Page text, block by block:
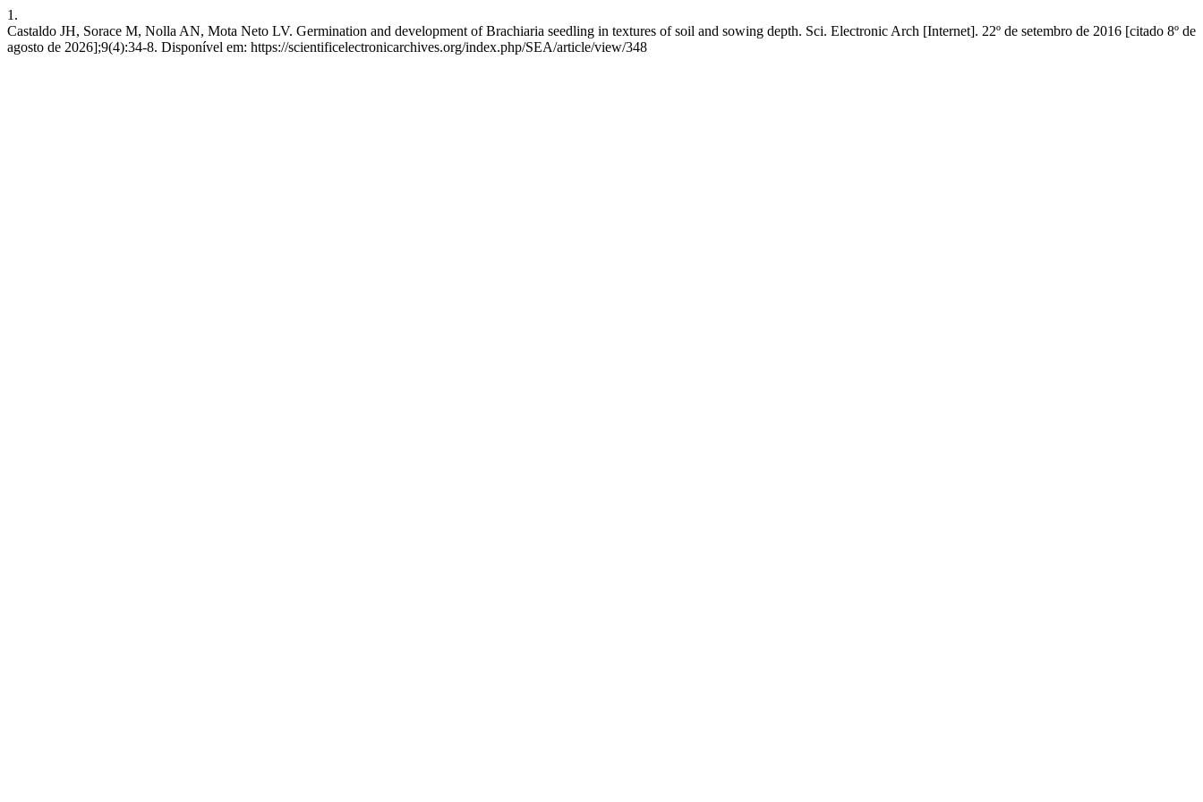
1.
Castaldo JH, Sorace M, Nolla AN, Mota Neto LV. Germination and development of Brachiaria seedling in textures of soil and sowing depth. Sci. Electronic Arch [Internet]. 22º de setembro de 2016 [citado 8º de
agosto de 2026];9(4):34-8. Disponível em: https://scientificelectronicarchives.org/index.php/SEA/article/view/348